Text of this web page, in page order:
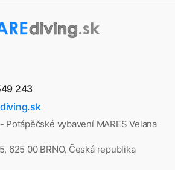
243
Potápěčské vybavení MARES Velana
625 00 BRNO, Česká republika